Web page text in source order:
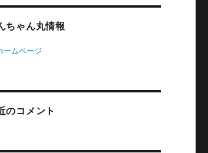
ちゃん丸情報
ームページ
のコメント